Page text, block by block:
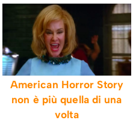
American Horror Story
non è più quella di una
volta